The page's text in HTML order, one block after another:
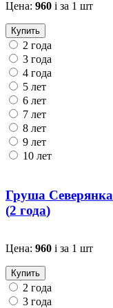
Цена: 960 i за 1 шт
Купить
2 года
3 года
4 года
5 лет
6 лет
7 лет
8 лет
9 лет
10 лет
Груша Северянка
(2 года)
Цена: 960 i за 1 шт
Купить
2 года
3 года